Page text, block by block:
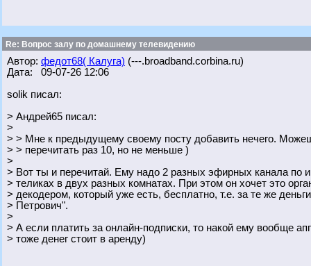
Re: Вопрос залу по домашнему телевидению
Автор: федот68( Калуга) (---.broadband.corbina.ru)
Дата: 09-07-26 12:06
solik писал:
> Андрей65 писал:
>
> > Мне к предыдущему своему посту добавить нечего.
> > перечитать раз 10, но не меньше )
>
> Вот ты и перечитай. Ему надо 2 разных эфирных канала по
> теликах в двух разных комнатах. При этом он хочет это
> декодером, который уже есть, бесплатно, т.е. за те же
> Петрович".
>
> А если платить за онлайн-подписки, то накой ему вообще
> тоже денег стоит в аренду)